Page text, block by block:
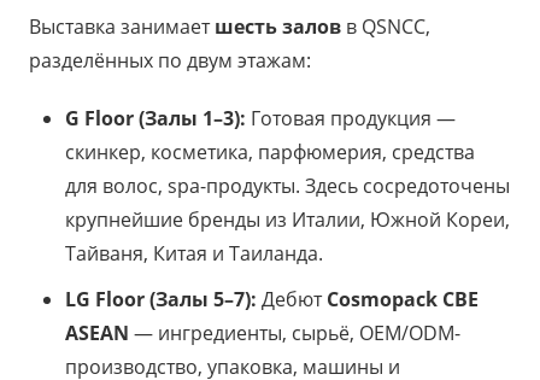
Выставка занимаетшесть залов в QSNCC,
разделённых по двум этажам:
G Floor (Залы 1–3): Готовая продукция —
скинкер, косметика, парфюмерия, средства
для волос, spa-продукты. Здесь сосредоточены
крупнейшие бренды из Италии, Южной Кореи,
Тайваня, Китая и Таиланда.
LG Floor (Залы 5–7): ДебютCosmopack CBE
ASEAN — ингредиенты, сырьё, OEM/ODM-
производство, упаковка, машины и